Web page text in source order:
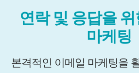
연락 및 응답을
마케팅
본격적인 이메일 마케팅을